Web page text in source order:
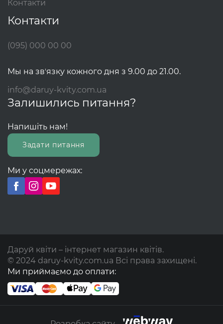
Контакти
Контакти
(095) 000 00 00
Мы на звʼязку кожного дня з 9.00 до 21.00.
info@daruy-kvity.com.ua
Залишились питання?
Напишіть нам!
Задати питання
Ми у соцмережах:
Даруй квіти – інтернет магазин квітів.
© 2024 daruy-kvity.com.ua Всі права захищені.
Ми приймаємо до оплати: